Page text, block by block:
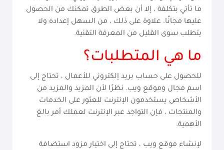
ما تأتي بتكلفة ، إلا أن بعض الطرق تمكنك من الحصول
عليها مجانًا. علاوة على ذلك ، من السهل إعداده ولا
يتطلب سوى القليل من المعرفة التقنية.
ما هي المتطلبات؟
للحصول على حساب بريد إلكتروني للأعمال ، تحتاج إلى
اسم مجال وموقع ويب. نظرًا لأن المزيد والمزيد من
الأشخاص يستخدمون الإنترنت للعثور على الخدمات
والمنتجات ، فإن التواجد عبر الإنترنت لعملك أمر بالغ
الأهمية.
لإنشاء موقع ويب ، تحتاج إلى اختيار مزود استضافة